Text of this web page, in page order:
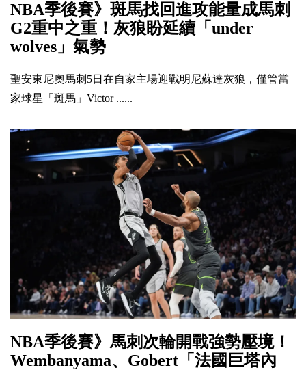
NBA季後賽》斑馬找回進攻能量成馬刺
G2重中之重！灰狼盼延續「under
wolves」氣勢
聖安東尼奧馬刺5日在自家主場迎戰明尼蘇達灰狼，僅管當
家球星「斑馬」Victor ......
NBA季後賽》馬刺次輪開戰強勢壓境！
Wembanyama、Gobert「法國巨塔內